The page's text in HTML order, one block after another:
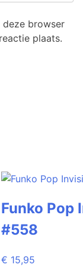
deze browser
plaats.
Funko Pop
#558
€ 15,95